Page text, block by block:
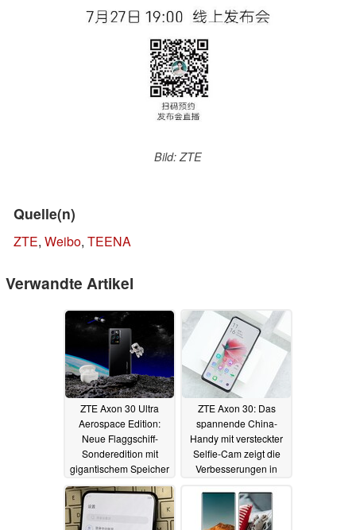
Bild: ZTE
Quelle(n)
ZTE, Weibo, TEENA
Verwandte Artikel
ZTE Axon 30 Ultra
Aerospace Edition:
Neue Flaggschiff-
Sonderedition mit
gigantischem Speicher
und Lieferumfang
ZTE Axon 30: Das
spannende China-
Handy mit versteckter
Selfie-Cam zeigt die
Verbesserungen in
22.07.2021